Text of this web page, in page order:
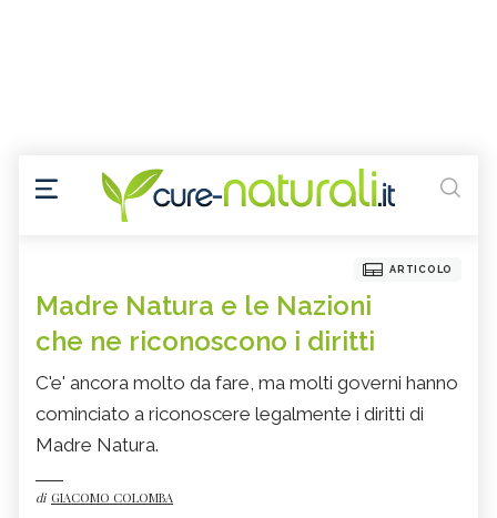
ARTICOLO
Madre Natura e le Nazioni
che ne riconoscono i diritti
C'e' ancora molto da fare, ma molti governi hanno
cominciato a riconoscere legalmente i diritti di
Madre Natura.
di GIACOMO COLOMBA